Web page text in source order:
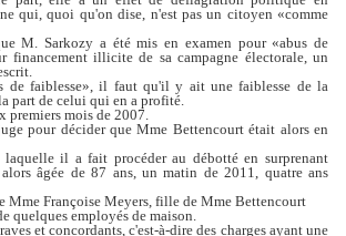
qui, quoi qu'on dise, n'est pas un citoyen «comme
M. Sarkozy a été mis en examen pour «abus de
financement illicite de sa campagne électorale, un
de faiblesse», il faut qu'il y ait une faiblesse de la
part de celui qui en a profité.
premiers mois de 2007.
pour décider que Mme Bettencourt était alors en
il a fait procéder au débotté en surprenant
âgée de 87 ans, un matin de 2011, quatre ans
Mme Françoise Meyers, fille de Mme Bettencourt
quelques employés de maison.
et concordants, c'est-à-dire des charges ayant une